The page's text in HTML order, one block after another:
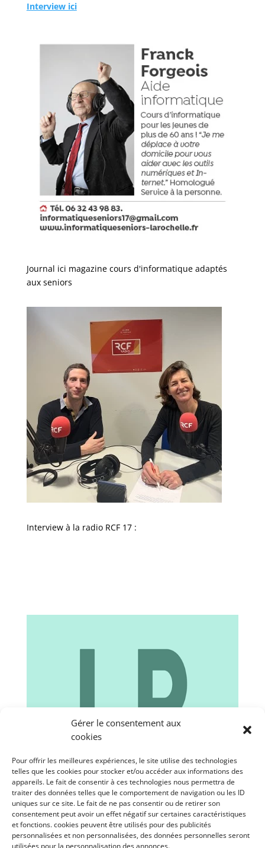
Gérer le consentement aux
cookies
Pour offrir les meilleures expériences, le site utilise des technologies
telles que les cookies pour stocker et/ou accéder aux informations des
appareils. Le fait de consentir à ces technologies nous permettra de
traiter des données telles que le comportement de navigation ou les ID
uniques sur ce site. Le fait de ne pas consentir ou de retirer son
consentement peut avoir un effet négatif sur certaines caractéristiques
et fonctions. cookies peuvent être utilisés pour des publicités
personnalisées et non personnalisées, des données personnelles seront
utilisées pour la personnalisation des annonces.
Interview ici
Journal ici magazine cours d'informatique adaptés
aux seniors
Interview à la radio RCF 17 :